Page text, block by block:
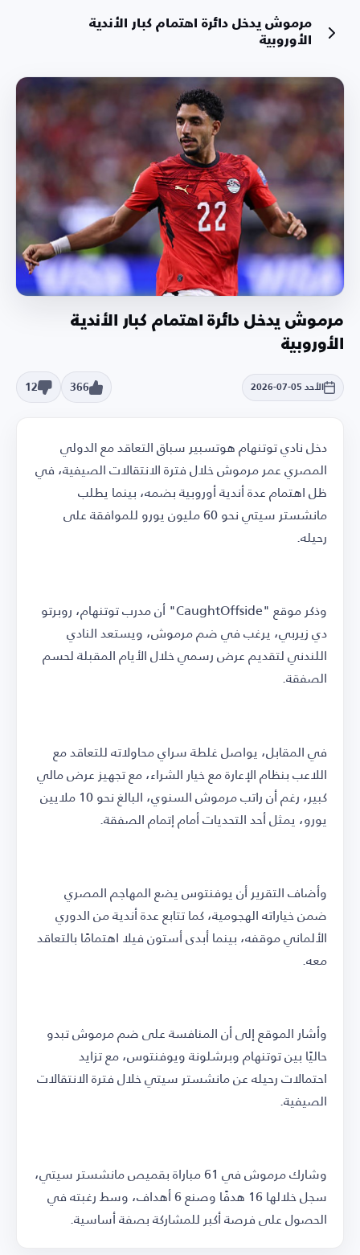
مرموش يدخل دائرة اهتمام كبار الأندية
الأوروبية
مرموش يدخل دائرة اهتمام كبار الأندية
الأوروبية
الأحد 05-07-2026 366
12
دخل نادي توتنهام هوتسبير سباق التعاقد مع الدولي
المصري عمر مرموش خلال فترة الانتقالات الصيفية، في
ظل اهتمام عدة أندية أوروبية بضمه، بينما يطلب
مانشستر سيتي نحو 60 مليون يورو للموافقة على
رحيله.
وذكر موقع "CaughtOffside" أن مدرب توتنهام، روبرتو
دي زيربي، يرغب في ضم مرموش، ويستعد النادي
اللندني لتقديم عرض رسمي خلال الأيام المقبلة لحسم
الصفقة.
في المقابل، يواصل غلطة سراي محاولاته للتعاقد مع
اللاعب بنظام الإعارة مع خيار الشراء، مع تجهيز عرض مالي
كبير، رغم أن راتب مرموش السنوي، البالغ نحو 10 ملايين
يورو، يمثل أحد التحديات أمام إتمام الصفقة.
وأضاف التقرير أن يوفنتوس يضع المهاجم المصري
ضمن خياراته الهجومية، كما تتابع عدة أندية من الدوري
الألماني موقفه، بينما أبدى أستون فيلا اهتمامًا بالتعاقد
معه.
وأشار الموقع إلى أن المنافسة على ضم مرموش تبدو
حاليًا بين توتنهام وبرشلونة ويوفنتوس، مع تزايد
احتمالات رحيله عن مانشستر سيتي خلال فترة الانتقالات
الصيفية.
وشارك مرموش في 61 مباراة بقميص مانشستر سيتي،
سجل خلالها 16 هدفًا وصنع 6 أهداف، وسط رغبته في
الحصول على فرصة أكبر للمشاركة بصفة أساسية.